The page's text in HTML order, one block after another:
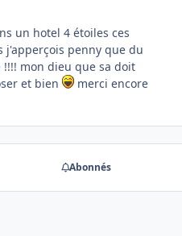
un hotel 4 étoiles ces
penny que du
mon dieu que sa doit
et bien
merci encore
Abonnés